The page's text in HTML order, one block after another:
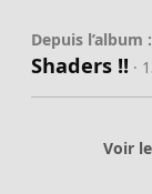
Depuis l’album :
Shaders !! ·
Voir